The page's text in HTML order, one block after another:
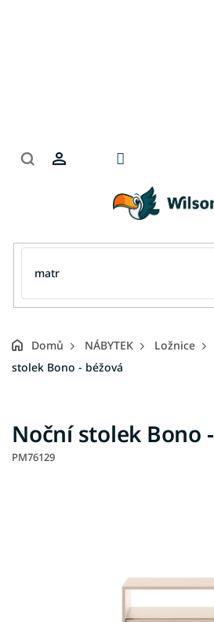
Domů NÁBYTEK Ložnice
stolek Bono - béžová
Noční stolek Bono
PM76129